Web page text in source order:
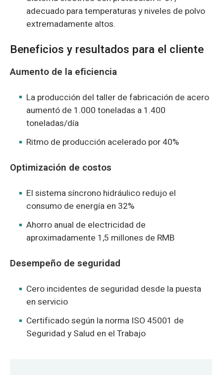
adecuado para temperaturas y niveles de polvo
extremadamente altos.
Beneficios y resultados para el cliente
Aumento de la eficiencia
La producción del taller de fabricación de acero
aumentó de 1.000 toneladas a 1.400
toneladas/día
Ritmo de producción acelerado por 40%
Optimización de costos
El sistema síncrono hidráulico redujo el
consumo de energía en 32%
Ahorro anual de electricidad de
aproximadamente 1,5 millones de RMB
Desempeño de seguridad
Cero incidentes de seguridad desde la puesta
en servicio
Certificado según la norma ISO 45001 de
Seguridad y Salud en el Trabajo